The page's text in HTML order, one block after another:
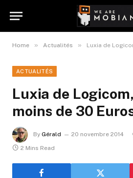
Home » Actualités » Luxia de Logicom,
ACTUALITÉS
Luxia de
moins de 30
By Gérald 20 novembre 2014
2 Mins Read